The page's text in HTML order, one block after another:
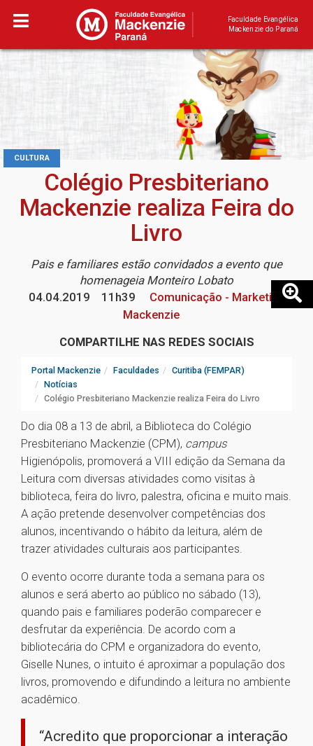
Faculdade Evangélica
Mackenzie do Paraná
CULTURA
Colégio Presbiteriano
Mackenzie realiza Feira do
Livro
Pais e familiares estão convidados a evento que
homenageia Monteiro Lobato
04.04.2019
11h39
Comunicação - Marketing
Mackenzie
COMPARTILHE NAS REDES SOCIAIS
Portal Mackenzie Faculdades
Curitiba (FEMPAR)
Notícias
Colégio Presbiteriano Mackenzie realiza Feira do Livro
Do dia 08 a 13 de abril, a Biblioteca do Colégio
Presbiteriano Mackenzie (CPM), campus
Higienópolis, promoverá a VIII edição da Semana da
Leitura com diversas atividades como visitas à
biblioteca, feira do livro, palestra, oficina e muito mais.
A ação pretende desenvolver competências dos
alunos, incentivando o hábito da leitura, além de
trazer atividades culturais aos participantes.
O evento ocorre durante toda a semana para os
alunos e será aberto ao público no sábado (13),
quando pais e familiares poderão comparecer e
desfrutar da experiência. De acordo com a
bibliotecária do CPM e organizadora do evento,
Giselle Nunes, o intuito é aproximar a população dos
livros, promovendo e difundindo a leitura no ambiente
acadêmico.
“Acredito que proporcionar a interação